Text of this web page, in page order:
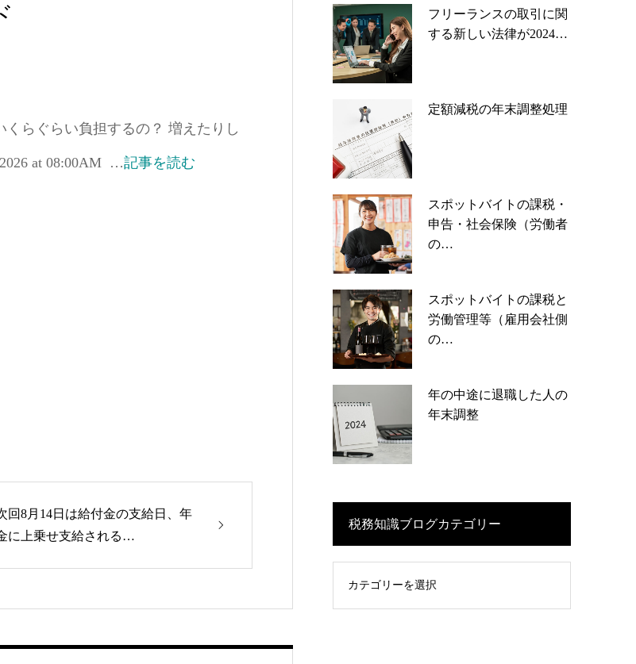
らぐらい負担するの？ 増えたりし
at 08:00AM …記事を読む
回8月14日は給付金の支給日、年
に上乗せ支給される…
フリーランスの取引に関
する新しい法律が2024…
定額減税の年末調整処理
スポットバイトの課税・
申告・社会保険（労働者
の…
スポットバイトの課税と
労働管理等（雇用会社側
の…
年の中途に退職した人の
年末調整
税務知識ブログカテゴリー